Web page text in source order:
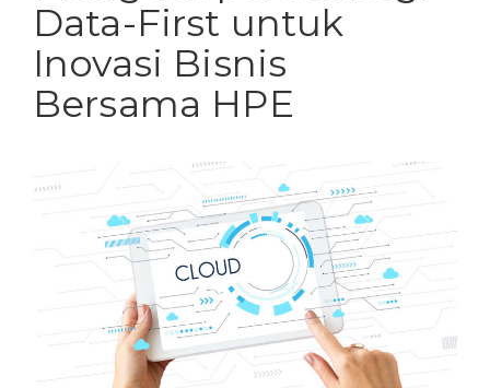
Data-First untuk
Inovasi Bisnis
Bersama HPE